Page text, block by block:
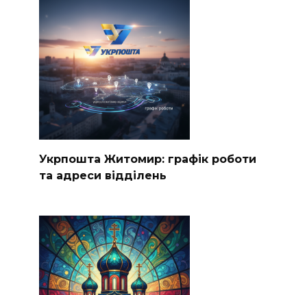
Укрпошта Житомир: графік роботи
та адреси відділень